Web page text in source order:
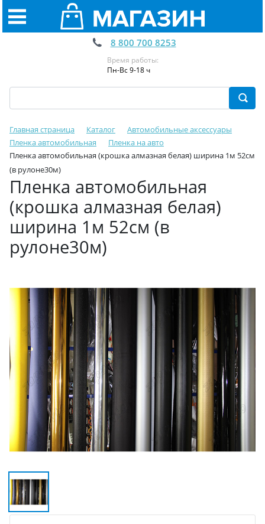
8 800 700 8253
Время работы:
Пн-Вс 9-18 ч
Главная страница Каталог
Автомобильные аксессуары
Пленка автомобильная
Пленка на авто
Пленка автомобильная (крошка алмазная белая) ширина 1м 52см
(в рулоне30м)
Пленка автомобильная
(крошка алмазная белая)
ширина 1м 52см (в
рулоне30м)